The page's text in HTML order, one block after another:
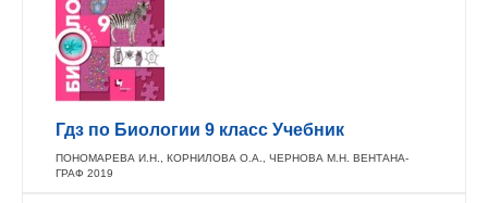
Гдз по Биологии 9 класс Учебник
ПОНОМАРЕВА И.Н., КОРНИЛОВА О.А., ЧЕРНОВА М.Н. ВЕНТАНА-
ГРАФ 2019